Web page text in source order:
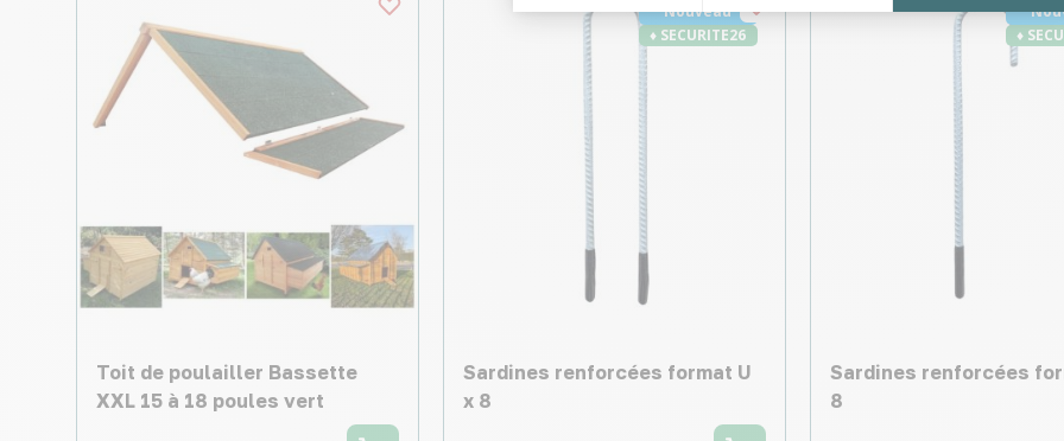
Toit de poulailler Bassette
XXL 15 à 18 poules vert
Nouveau
♦ SECURITE26
Sardines renforcées format U
x 8
♦
Sardines renforcées
8